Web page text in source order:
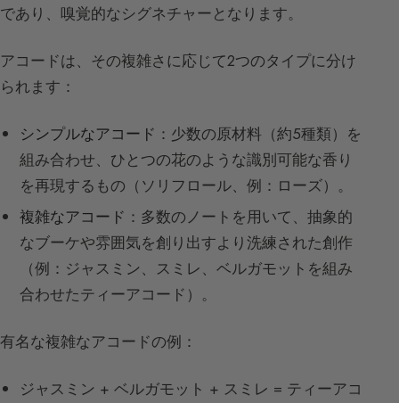
であり、嗅覚的なシグネチャーとなります。
アコードは、その複雑さに応じて2つのタイプに分け
られます：
シンプルなアコード ：少数の原材料（約5種類）を
組み合わせ、ひとつの花のような識別可能な香り
を再現するもの（ソリフロール、例：ローズ）。
複雑なアコード ：多数のノートを用いて、抽象的
なブーケや雰囲気を創り出すより洗練された創作
（例：ジャスミン、スミレ、ベルガモットを組み
合わせたティーアコード）。
有名な複雑なアコードの例：
ジャスミン + ベルガモット + スミレ = ティーアコ